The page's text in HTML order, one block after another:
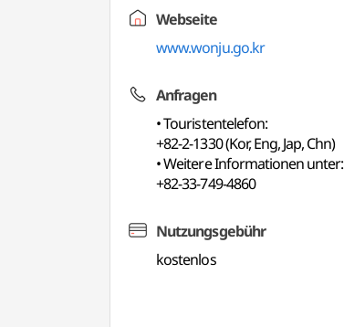
Webseite
www.wonju.go.kr
Anfragen
• Touristentelefon:
+82-2-1330 (Kor, Eng, Jap, Chn)
• Weitere Informationen unter:
+82-33-749-4860
Nutzungsgebühr
kostenlos